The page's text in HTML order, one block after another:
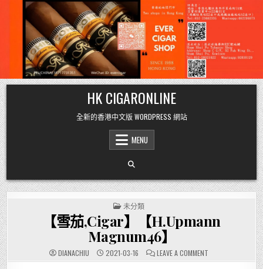
Skip
to
content
HK CIGARONLINE
全新的香港中文版 WORDPRESS 網站
MENU
POSTED
IN
未分類
【雪茄,Cigar】【H.Upmann
Magnum46】
DIANACHIU 2021-03-16 LEAVE A COMMENTON
【雪